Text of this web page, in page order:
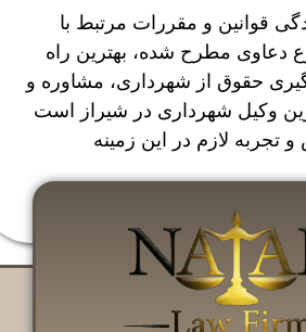
قوانین و مقررات مرتبط با
مطرح شده، بهترین راه
حقوق از شهرداری، مشاوره و
وکیل شهرداری در شیراز است
لازم در این زمینه